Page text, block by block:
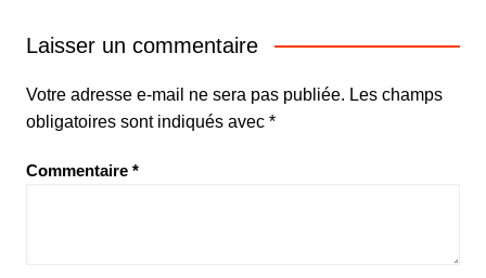
Laisser un commentaire
Votre adresse e-mail ne sera pas publiée. Les champs
obligatoires sont indiqués avec *
Commentaire *